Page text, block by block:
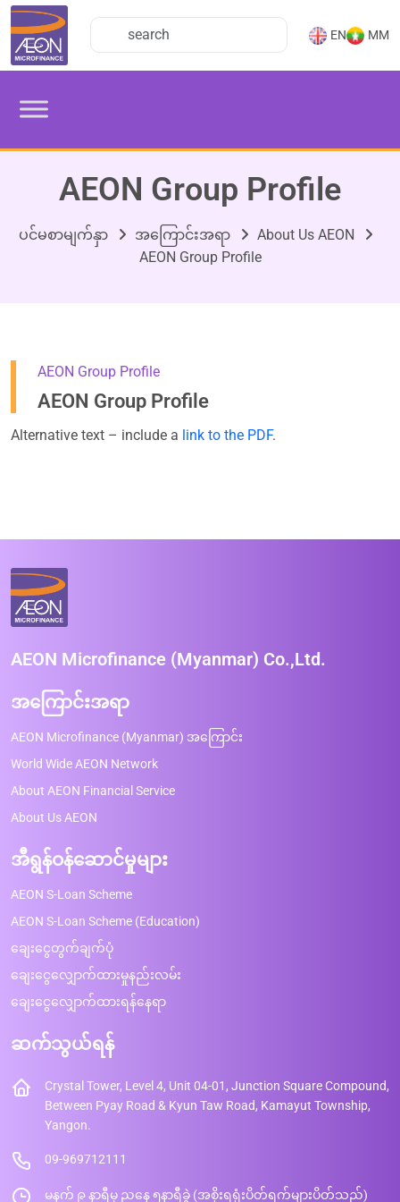
EN MM
AEON Group Profile
ပင်မစာမျက်နှာ အကြောင်းအရာ
About Us AEON
AEON Group Profile
AEON Group Profile
AEON Group Profile
Alternative text – include a link to the PDF.
AEON Microfinance (Myanmar) Co.,Ltd.
အကြောင်းအရာ
AEON Microfinance (Myanmar) အကြောင်း
World Wide AEON Network
About AEON Financial Service
About Us AEON
အီရွန်ဝန်ဆောင်မှုများ
AEON S-Loan Scheme
AEON S-Loan Scheme (Education)
ချေးငွေတွက်ချက်ပုံ
ချေးငွေလျှောက်ထားမှုနည်းလမ်း
ချေးငွေလျှောက်ထားရန်နေရာ
ဆက်သွယ်ရန်
Crystal Tower, Level 4, Unit 04-01, Junction Square Compound,
Between Pyay Road & Kyun Taw Road, Kamayut Township,
Yangon.
09-969712111
မနက် ၉ နာရီမှ ညနေ ၅နာရီခွဲ (အစိုးရရုံးပိတ်ရက်များပိတ်သည်)